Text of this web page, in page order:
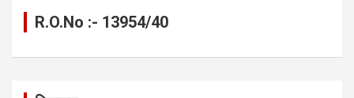
R.O.No :- 13954/40